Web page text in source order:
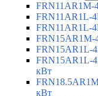
FRN11AR1M-
FRN11AR1L-
FRN11AR1L-
FRN15AR1M-
FRN15AR1L-
FRN15AR1L-
кВт
кВт